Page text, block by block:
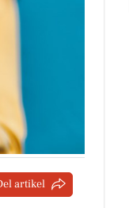
artikel